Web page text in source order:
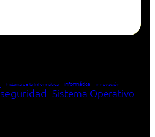
historia de la Informática Informática innovación
seguridad Sistema Operativo